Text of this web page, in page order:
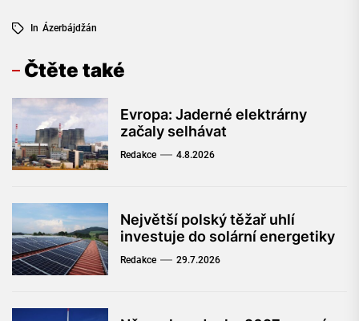
In Ázerbájdžán
Čtěte také
Evropa: Jaderné elektrárny
začaly selhávat
Redakce 4.8.2026
Největší polský těžař uhlí
investuje do solární energetiky
Redakce 29.7.2026